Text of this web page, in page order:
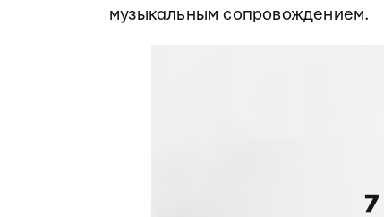
музыкальным сопровождением.